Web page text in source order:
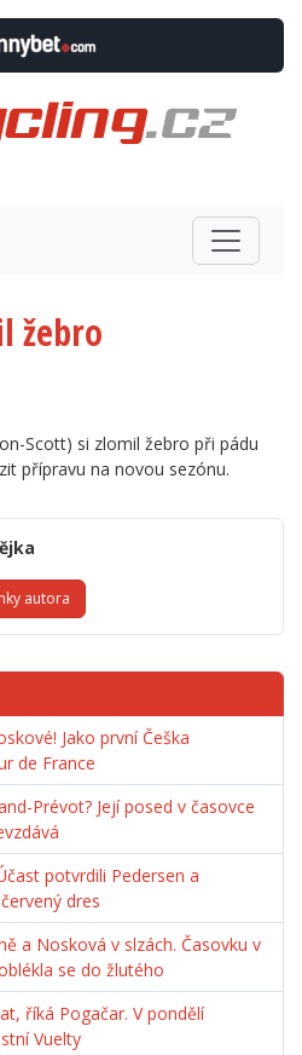
žebro
Scott) si zlomil žebro při pádu
přípravu na novou sezónu.
autora
Jako první Češka
de France
Prévot? Její posed v časovce
potvrdili Pedersen a
dres
a Nosková v slzách. Časovku v
se do žlutého
říká Pogačar. V pondělí
Vuelty